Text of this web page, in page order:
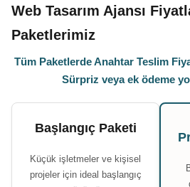
Web Tasarım Ajansı
Paketlerimiz
Tüm Paketlerde Anahtar Teslim
Sürpriz veya ek ödeme
Başlangıç Paketi
Küçük işletmeler ve kişisel
projeler için ideal başlangıç